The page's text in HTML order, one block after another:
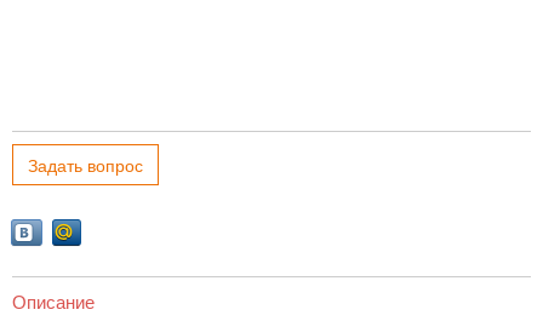
Задать вопрос
Описание